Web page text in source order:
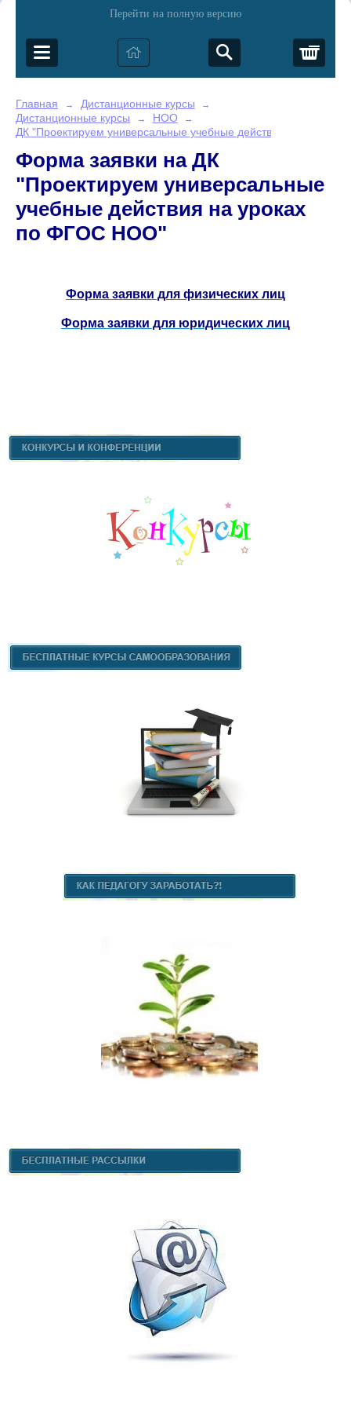
Перейти на полную версию
Главная → Дистанционные курсы →
Дистанционные курсы → НОО →
ДК "Проектируем универсальные учебные действия на
Форма заявки на ДК
"Проектируем универсальные
учебные действия на уроках
по ФГОС НОО"
Форма заявки для физических лиц
Форма заявки для юридических лиц